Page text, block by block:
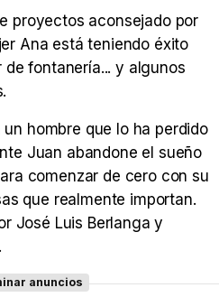
Tráiler 'Do Not Enter' (2026)
proyectos aconsejado por
Ana está teniendo éxito
fontanería... y algunos
hombre que lo ha perdido
Juan abandone el sueño
comenzar de cero con su
que realmente importan.
José Luis Berlanga y
anuncios